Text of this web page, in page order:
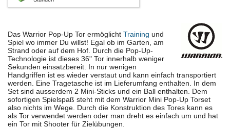
Das Warrior Pop-Up Tor ermöglicht Training und
Spiel wo immer Du willst! Egal ob im Garten, am
Strand oder auf dem Hof. Durch die Pop-Up-
Technologie ist dieses 36" Tor innerhalb weniger
Sekunden einsatzbereit. In nur wenigen
Handgriffen ist es wieder verstaut und kann einfach transportiert
werden. Eine Tragetasche ist im Lieferumfang enthalten. In dem
Set sind ausserdem 2 Mini-Sticks und ein Ball enthalten. Dem
sofortigen Spielspaß steht mit dem Warrior Mini Pop-Up Torset
also nichts im Wege. Durch die Konstruktion des Tores kann es
als Tor verwendet werden oder man dreht es einfach um und hat
ein Tor mit Shooter für Zielübungen.